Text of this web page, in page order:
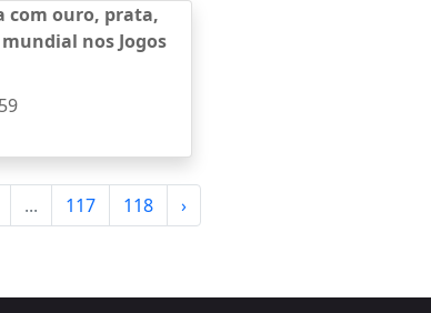
com ouro, prata,
nos Jogos
... 117 118 ›